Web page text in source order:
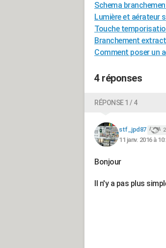
Schema
Lumière et aérateur
Touche
Branchement
Comment poser un
4 réponses
RÉPONSE 1 / 4
stf_jpd87
11 janv. 2016 à
Bonjour
Il n'y a pas plus